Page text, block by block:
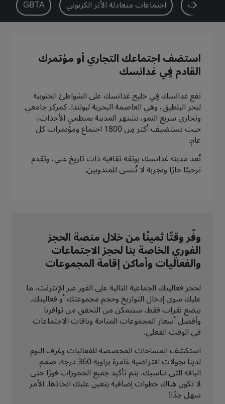
بارك بلازا بارك إن باي راديسون
Prize by Radisson كانتري إن آند سويتس
العلامات التجارية التابعة في الصين
Jin Jiang
Kunlun
Golden Tulip
تفضل بزيارة مدونتنا
الفعاليات اجتماعات متعادلة الأثر الكربوني GBTA
استضف اجتماعك التجاري أو مؤتمرك
القادم فٍي غدانسك
تقع غدانسك فٍي خليج غدانسك على الشواطئ الجنوبية
لبحر البلطيق، وهي العاصمة البحرية لبولندا. كمركز جامعي
وتجاري سريع النمو، تشتهر المدينة بمنظمي الأحداث،
حيث تستضيف أكثر مِن 1800 اجتماع ومؤتمرات كل
عام.
تُعد مدينة غدانسك بوتقة ثقافية ذات تاريخ غني، وتقدم
ترحيبًا حارًا وتجربة لا تُنسى للمندوبين.
وفّر وقتًا ثمينًا من خلال منصة الحجز
الفوري الخاصة بنا لحجز الاجتماعات
والفعاليات وأماكن إقامة المجموعات
لحجز فعاليتك الجماعية التالية على الفور عبر الإنترنت، ما
عليك سوى إدخال التواريخ وحجم مجموعتك أو فعاليتك.
ببضع نقرات فقط، ستتمكن من التحقق من توافرنا
وأفضل أسعار المجموعات المتاحة وباقات الاجتماعات
في الوقت الفعلي.
استكشف المساحات المخصصة للفعاليات وغرف النوم
لدينا بجولات افتراضية غامرة بزاوية 360 درجة. صمم
الباقة التي تناسبك. يتم تأكيد جميع الحجوزات فورًا حتى
لا تكون هناك خطوات إضافية يتعين عليك اتخاذها. الأمر
سهل جدًا!